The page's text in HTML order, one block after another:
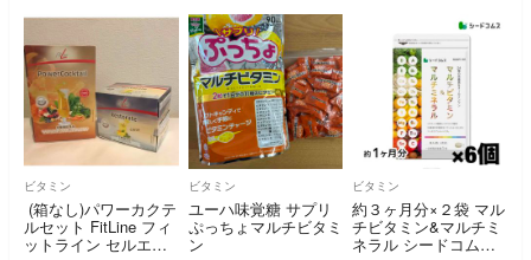
ビタミン
(箱なし)パワーカクテ
ルセット FitLine フィ
ットライン セルエナ
ビタミン
ユーハ味覚糖 サプリ
ぷっちょマルチビタミ
ン
ビタミン
約３ヶ月分×２袋 マル
チビタミン&マルチミ
ネラル シードコム